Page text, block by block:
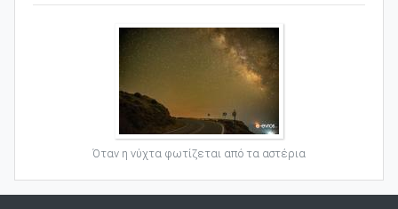
Όταν η νύχτα φωτίζεται από τα αστέρια